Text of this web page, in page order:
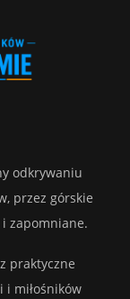
odkrywaniu
przez górskie
zapomniane.
praktyczne
miłośników